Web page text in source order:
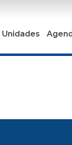
Unidades